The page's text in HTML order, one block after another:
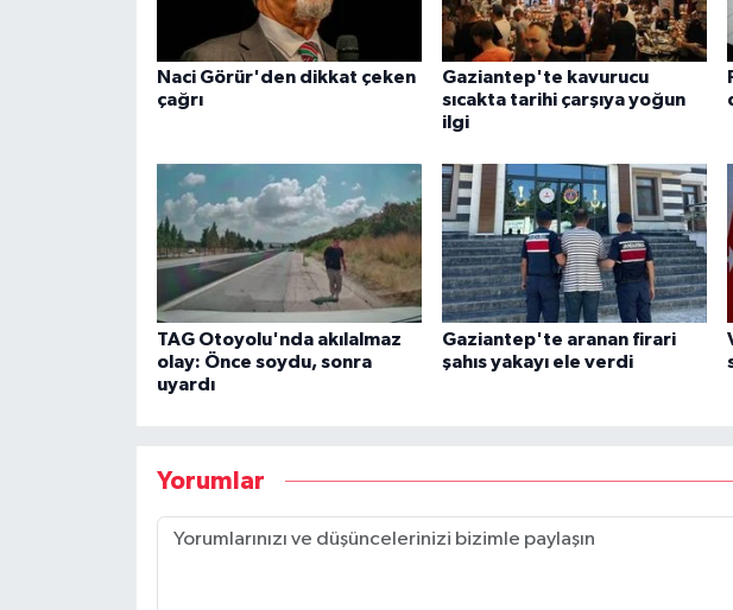
Naci Görür'den dikkat çeken
çağrı
Gaziantep'te kavurucu
sıcakta tarihi çarşıya yoğun
ilgi
TAG Otoyolu'nda akılalmaz
olay: Önce soydu, sonra
uyardı
Gaziantep'te aranan firari
şahıs yakayı ele verdi
Yorumlar